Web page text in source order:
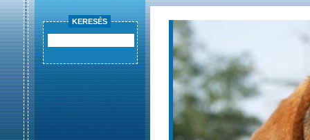
KERESÉS